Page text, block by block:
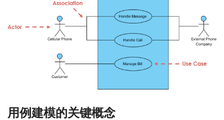
用例建模的关键概念